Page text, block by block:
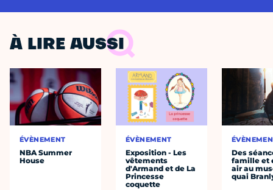
À LIRE AUSSI
ÉVÈNEMENT
NBA Summer
House
ÉVÈNEMENT
Exposition - Les
vêtements
d'Armand et de La
Princesse
coquette
Des
famille et
air au
quai